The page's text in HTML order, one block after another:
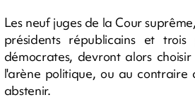
Les neuf juges de la Cour
présidents républicains et
démocrates, devront alors
l'arène politique, ou au contraire
abstenir.